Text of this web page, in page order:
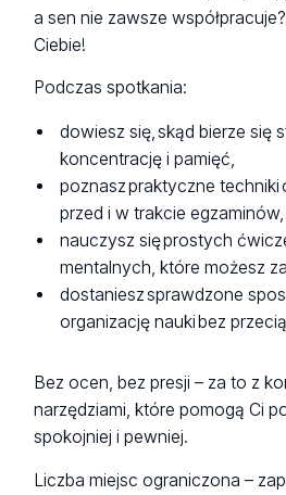
a sen nie zawsze
Ciebie!
Podczas spotkania:
dowiesz się, skąd bierze się
koncentrację i pamięć,
poznasz praktyczne techniki
przed i w trakcie egzaminów,
nauczysz się prostych
mentalnych, które możesz
dostaniesz sprawdzone
organizację nauki bez
Bez ocen, bez presji – za to z
narzędziami, które pomogą Ci
spokojniej i pewniej.
Liczba miejsc ograniczona –